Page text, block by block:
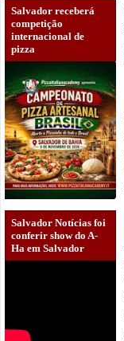
Salvador receberá
competição
internacional de
pizza
Salvador Notícias foi
conferir show do A-
Ha em Salvador